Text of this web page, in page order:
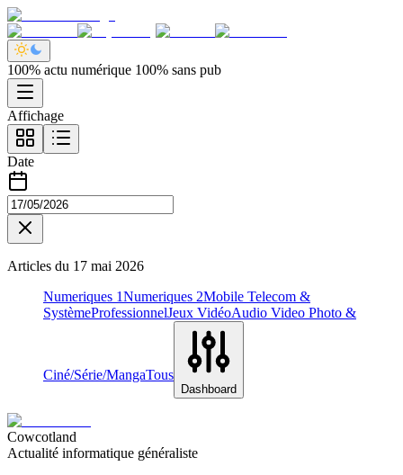
100% actu numérique 100% sans pub
Affichage
Date
Articles du 17 mai 2026
Numeriques 1Numeriques 2Mobile Telecom &
SystèmeProfessionnelJeux VidéoAudio Video Photo &
Ciné/Série/MangaTous
Dashboard
Cowcotland
Actualité informatique généraliste